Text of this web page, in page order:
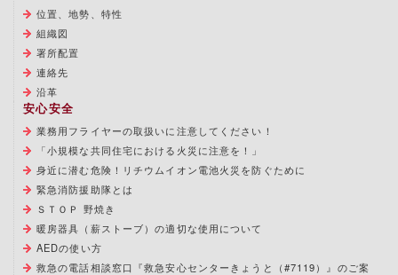
位置、地勢、特性
組織図
署所配置
連絡先
沿革
安心安全
業務用フライヤーの取扱いに注意してください！
「小規模な共同住宅における火災に注意を！」
身近に潜む危険！リチウムイオン電池火災を防ぐために
緊急消防援助隊とは
ＳＴＯＰ 野焼き
暖房器具（薪ストーブ）の適切な使用について
AEDの使い方
救急の電話相談窓口『救急安心センターきょうと（#7119）』のご案